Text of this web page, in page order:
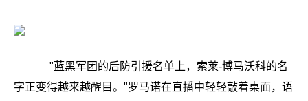
"蓝黑军团的后防引援名单上，索莱-博马沃科的名
字正变得越来越醒目。"罗马诺在直播中轻轻敲着桌面，语